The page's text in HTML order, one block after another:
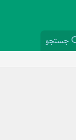
جستجو